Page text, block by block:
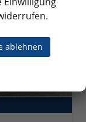
ablehnen